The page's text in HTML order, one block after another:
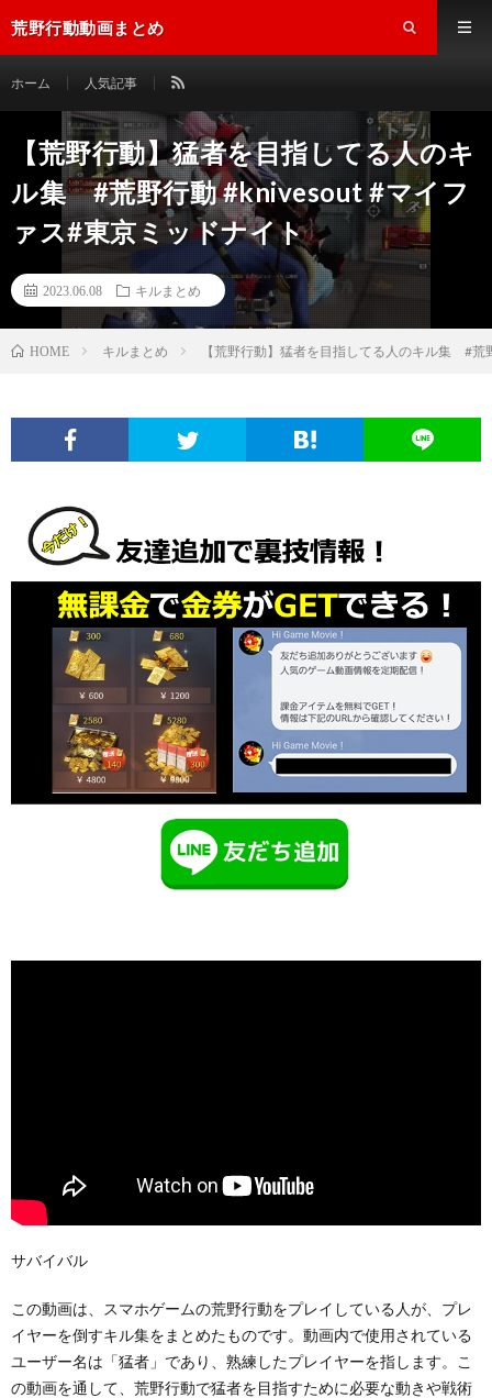
荒野行動動画まとめ
ホーム 人気記事
【荒野行動】猛者を目指してる人のキ
ル集 #荒野行動 #knivesout #マイフ
ァス#東京ミッドナイト
2023.06.08 キルまとめ
HOME キルまとめ 【荒野行動】猛者を目指してる人のキル集 #
サバイバル
この動画は、スマホゲームの荒野行動をプレイしている人が、プレ
イヤーを倒すキル集をまとめたものです。動画内で使用されている
ユーザー名は「猛者」であり、熟練したプレイヤーを指します。こ
の動画を通して、荒野行動で猛者を目指すために必要な動きや戦術